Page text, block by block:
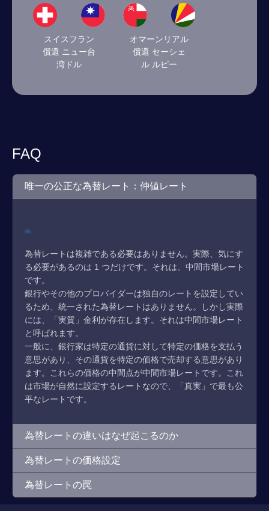
スイスフラン
償還 ニュー台
湾ドル
オマーンリアル
償還 セーシェ
ル ルピー
FAQ
唯一の公正な為替レート：仲値レート
為替レートは複雑である必要はありません。実際、気にす
る必要があるのは 1 つだけです。それは、中間市場レート
です。
銀行やその他のプロバイダーは独自のレートを設定してい
るため、統一された為替レートはありません。しかし実際
には、「実質」金利が存在します。それは中間市場レート
と呼ばれます。
一般に、銀行家は特定の通貨に対して特定の価格を支払う
意思があり、その通貨を特定の価格で売却する意思があり
ます。これらの価格の中間点が中間市場レートです。これ
は市場が自然に設定するレートなので、「真実」で最も公
平なレートです。
為替レートの違いはなぜ起こるのか
為替レートの価格設定
為替レートの罠